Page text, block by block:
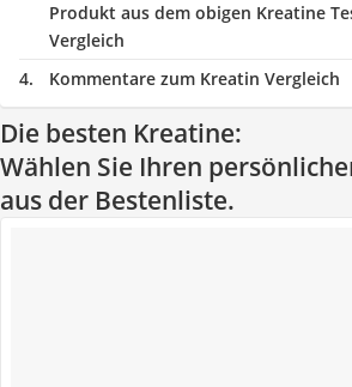
Produkt aus dem obigen Kreatine
Vergleich
Kommentare zum Kreatin Vergleich
Die besten Kreatine:
Wählen Sie Ihren
aus der Bestenliste.